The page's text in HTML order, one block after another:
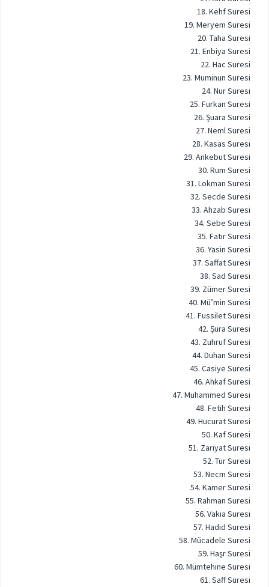
18. Kehf Suresi
19. Meryem Suresi
20. Taha Suresi
21. Enbiya Suresi
22. Hac Suresi
23. Muminun Suresi
24. Nur Suresi
25. Furkan Suresi
26. Şuara Suresi
27. Neml Suresi
28. Kasas Suresi
29. Ankebut Suresi
30. Rum Suresi
31. Lokman Suresi
32. Secde Suresi
33. Ahzab Suresi
34. Sebe Suresi
35. Fatır Suresi
36. Yasin Suresi
37. Saffat Suresi
38. Sad Suresi
39. Zümer Suresi
40. Mü’min Suresi
41. Fussilet Suresi
42. Şura Suresi
43. Zuhruf Suresi
44. Duhan Suresi
45. Casiye Suresi
46. Ahkaf Suresi
47. Muhammed Suresi
48. Fetih Suresi
49. Hucurat Suresi
50. Kaf Suresi
51. Zariyat Suresi
52. Tur Suresi
53. Necm Suresi
54. Kamer Suresi
55. Rahman Suresi
56. Vakıa Suresi
57. Hadid Suresi
58. Mücadele Suresi
59. Haşr Suresi
60. Mümtehine Suresi
61. Saff Suresi